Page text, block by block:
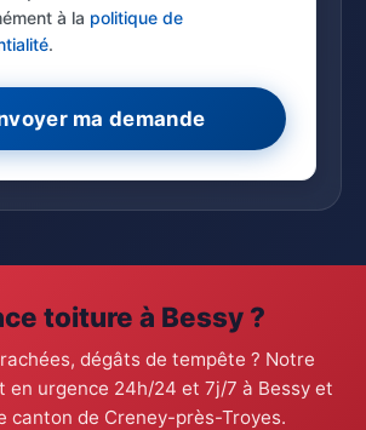
à la politique de
.
ma demande
toiture à Bessy ?
dégâts de tempête ? Notre
en urgence 24h/24 et 7j/7 à Bessy et
canton de Creney-près-Troyes.